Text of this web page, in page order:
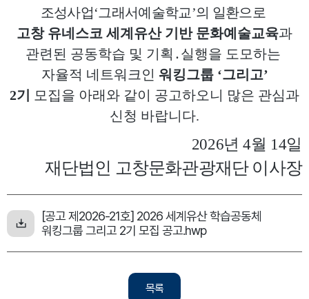
조성사업‘그래서예술학교’의 일환으로
고창 유네스코 세계유산 기반 문화예술교육과
관련된 공동학습 및 기획 ․실행을 도모하는
자율적 네트워크인 워킹그룹 ‘그리고’
2기 모집을 아래와 같이 공고하오니 많은 관심과
신청 바랍니다.
2026년 4월 14일
재단법인 고창문화관광재단 이사장
[공고 제2026-21호] 2026 세계유산 학습공동체
워킹그룹 그리고 2기 모집 공고.hwp
목록